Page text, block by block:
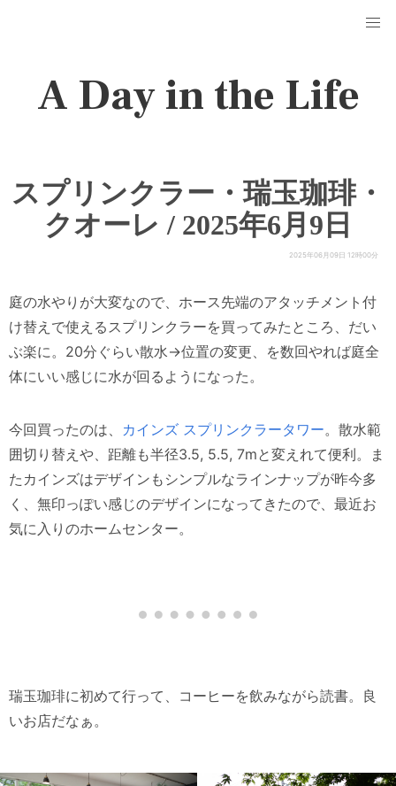
A Day in the Life
スプリンクラー・瑞玉珈琲・
クオーレ / 2025年6月9日
2025年06月09日 12時00分
庭の水やりが大変なので、ホース先端のアタッチメント付
け替えで使えるスプリンクラーを買ってみたところ、だい
ぶ楽に。20分ぐらい散水→位置の変更、を数回やれば庭全
体にいい感じに水が回るようになった。
今回買ったのは、 カインズ スプリンクラータワー。散水範
囲切り替えや、距離も半径3.5, 5.5, 7mと変えれて便利。ま
たカインズはデザインもシンプルなラインナップが昨今多
く、無印っぽい感じのデザインになってきたので、最近お
気に入りのホームセンター。
瑞玉珈琲に初めて行って、コーヒーを飲みながら読書。良
いお店だなぁ。